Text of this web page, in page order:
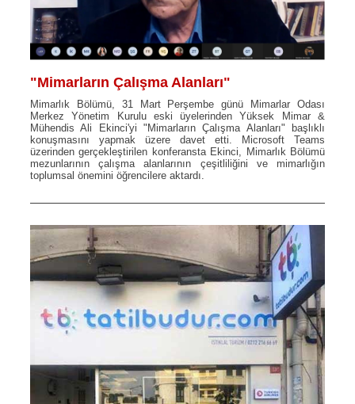
"Mimarların Çalışma Alanları"
Mimarlık Bölümü, 31 Mart Perşembe günü Mimarlar Odası
Merkez Yönetim Kurulu eski üyelerinden Yüksek Mimar &
Mühendis Ali Ekinci'yi "Mimarların Çalışma Alanları" başlıklı
konuşmasını yapmak üzere davet etti. Microsoft Teams
üzerinden gerçekleştirilen konferansta Ekinci, Mimarlık Bölümü
mezunlarının çalışma alanlarının çeşitliliğini ve mimarlığın
toplumsal önemini öğrencilere aktardı.